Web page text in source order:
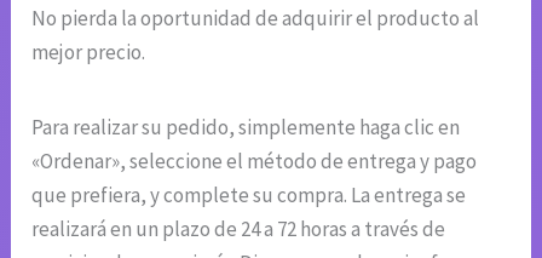
No pierda la oportunidad de adquirir el producto al
mejor precio.
Para realizar su pedido, simplemente haga clic en
«Ordenar», seleccione el método de entrega y pago
que prefiera, y complete su compra. La entrega se
realizará en un plazo de 24 a 72 horas a través de